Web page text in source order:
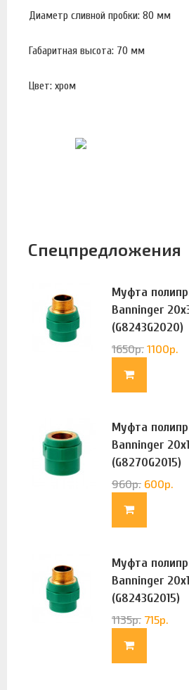
Диаметр сливной пробки: 80 мм
Габаритная высота: 70 мм
Цвет: хром
Спецпредложения
Муфта
Banninger
(G8243G2020)
1650р. 1100р.
Муфта
Banninger
(G8270G2015)
960р. 600р.
Муфта
Banninger
(G8243G2015)
1135р. 715р.